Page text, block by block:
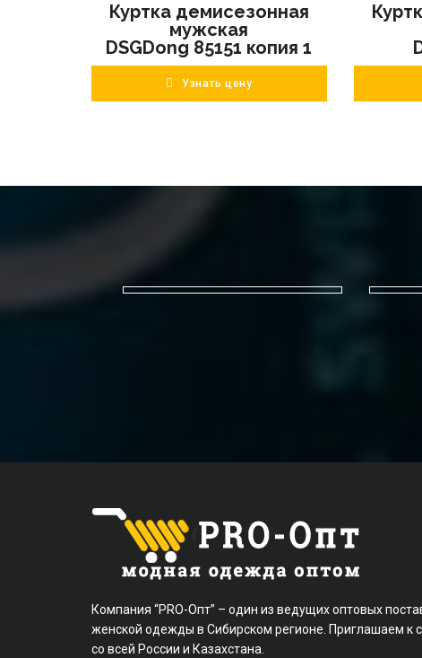
ПОДРОБНЕЕ
Куртка демисезонная
мужская
DSGDong 85151 копия 1
Узнать цену
Компания “PRO-Опт” – один из ведущих оптовых
женской одежды в Сибирском регионе. Приглашаем к
со всей России и Казахстана.